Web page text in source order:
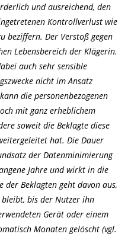
und ausreichend, den
Kontrollverlust wie
beziffern. Der Verstoß gegen
Lebensbereich der Klägerin.
auch sehr sensible
nicht im Ansatz
die personenbezogenen
mit ganz erheblichem
soweit die Beklagte diese
hat. Die Dauer
der Datenminimierung
Jahre und wirkt in die
Beklagten geht davon aus,
bleibt, bis der Nutzer ihn
Gerät oder einem
Monaten gelöscht (vgl.